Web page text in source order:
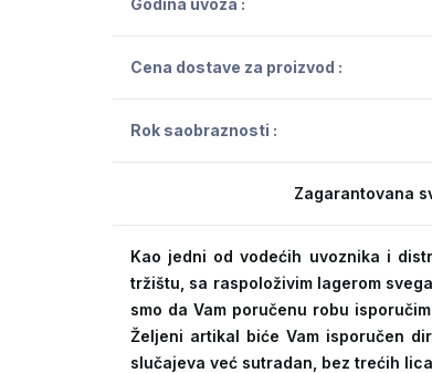
Godina uvoza :
Cena dostave za proizvod :
Rok saobraznosti :
Zagarantovana
Kao jedni od vodećih uvoznika i
tržištu, sa raspoloživim lagerom
smo da Vam poručenu robu
Željeni artikal biće Vam isporučen
slučajeva već sutradan, bez trećih